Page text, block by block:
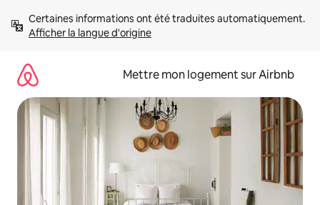
directement
Afficher la langue d'origine
Mettre mon logement sur Airbnb